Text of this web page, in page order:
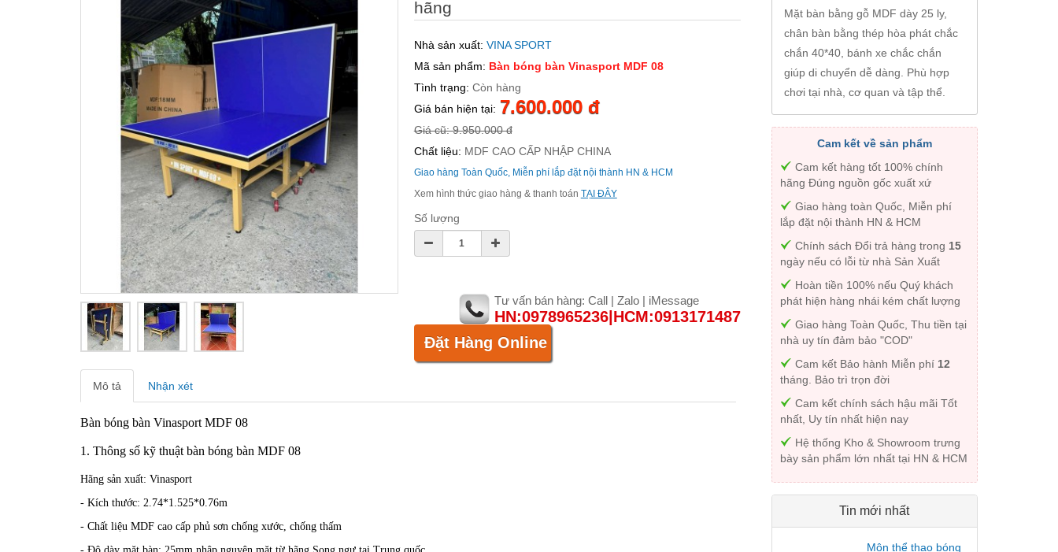
hãng
Nhà sản xuất: VINA SPORT
Mã sản phẩm: Bàn bóng bàn Vinasport MDF 08
Tình trạng: Còn hàng
Giá bán hiện tại: 7.600.000 đ
Giá cũ: 9.950.000 đ
Chất liệu: MDF CAO CẤP NHẬP CHINA
Giao hàng Toàn Quốc, Miễn phí lắp đặt nội thành HN & HCM
Xem hình thức giao hàng & thanh toán TẠI ĐÂY
Số lượng
Tư vấn bán hàng: Call | Zalo | iMessage
HN:0978965236|HCM:0913171487
Đặt Hàng Online
Mô tả Nhận xét
Bàn bóng bàn Vinasport MDF 08
1. Thông số kỹ thuật bàn bóng bàn MDF 08
Hãng sản xuất: Vinasport
- Kích thước: 2.74*1.525*0.76m
- Chất liệu MDF cao cấp phủ sơn chống xước, chống thấm
Mặt bàn bằng gỗ MDF dày 25 ly,
chân bàn bằng thép hòa phát chắc
chắn 40*40, bánh xe chắc chắn
giúp di chuyển dễ dàng. Phù hợp
chơi tại nhà, cơ quan và tập thể.
Cam kết về sản phẩm
Cam kết hàng tốt 100% chính
hãng Đúng nguồn gốc xuất xứ
Giao hàng toàn Quốc, Miễn phí
lắp đặt nội thành HN & HCM
Chính sách Đổi trả hàng trong 15
ngày nếu có lỗi từ nhà Sản Xuất
Hoàn tiền 100% nếu Quý khách
phát hiện hàng nhái kém chất lượng
Giao hàng Toàn Quốc, Thu tiền tại
nhà uy tín đảm bảo "COD"
Cam kết Bảo hành Miễn phí 12
tháng. Bảo trì trọn đời
Cam kết chính sách hậu mãi Tốt
nhất, Uy tín nhất hiện nay
Hệ thống Kho & Showroom trưng
bày sản phẩm lớn nhất tại HN & HCM
Tin mới nhất
Môn thể thao bóng